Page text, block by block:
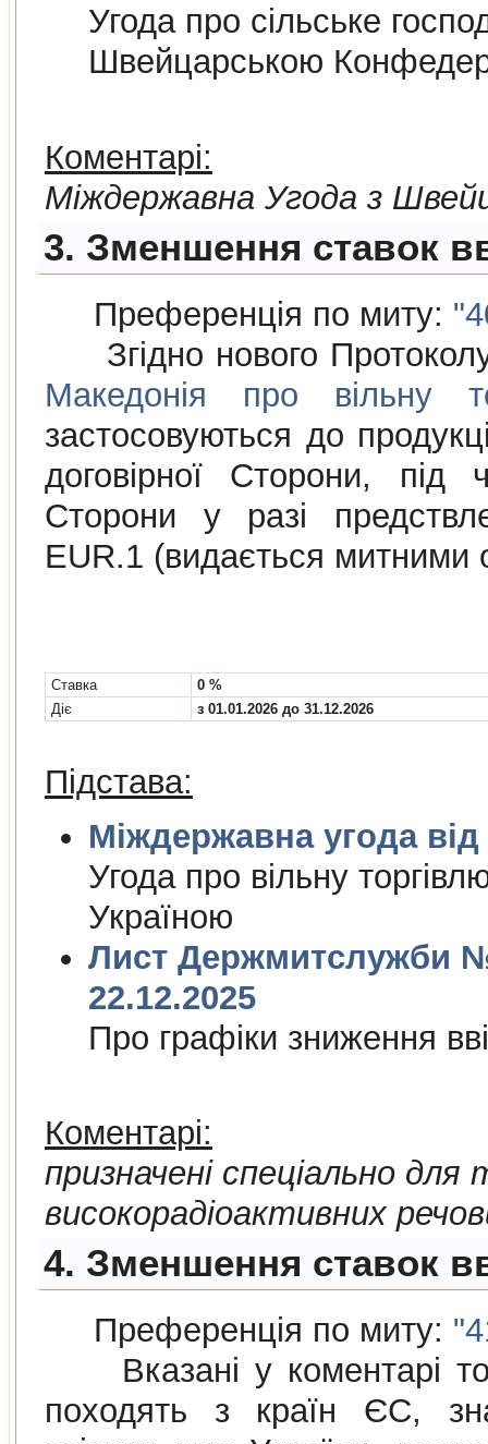
Угода про сiльське
Швейцарською
Коментарі:
Мiждержавна Угода з
3. Зменшення ставок
Преференція по миту:
Згідно нового
Македонія про вільну
застосовуються до
договірної Сторони, під
Сторони у разі
EUR.1 (видається митними
Cтавка
0 %
Діє
з 01.01.2026 до 31.12.2026
Підстава:
Угода про вiльну
Україною
Лист Держмитслужби №
22.12.2025
Про графiки зниження
Коментарі:
призначені спеціально
високорадіоактивних
4. Зменшення ставок
Преференція по миту:
Вказані у коментарі
походять з країн ЄС,